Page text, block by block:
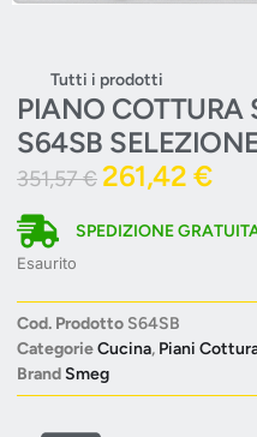
Tutti i prodotti
PIANO COTTURA
S64SB
351,57€261,42 €
SPEDIZIONE
Esaurito
Cod. Prodotto S64SB
CategorieCucina, Piani
BrandSmeg